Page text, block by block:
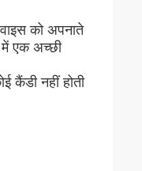
को अपनाते
में एक अच्छी
कैंडी नहीं होती